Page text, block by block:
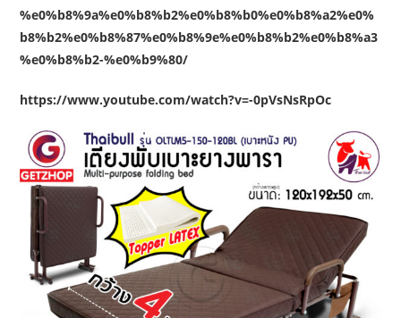
%e0%b8%9a%e0%b8%b2%e0%b8%b0%e0%b8%a2%e0%
b8%b2%e0%b8%87%e0%b8%9e%e0%b8%b2%e0%b8%a3
%e0%b8%b2-%e0%b9%80/
https://www.youtube.com/watch?v=-0pVsNsRpOc